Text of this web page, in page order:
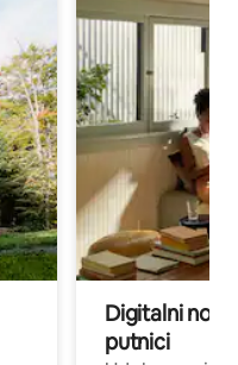
Digitalni
putnici